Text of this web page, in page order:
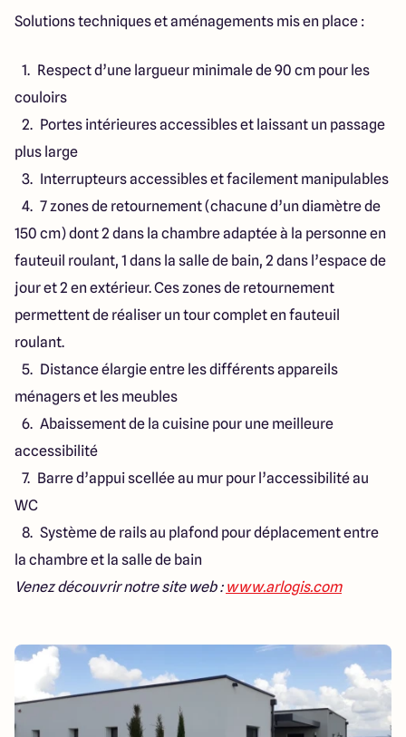
Solutions techniques et aménagements mis en place :
Respect d’une largueur minimale de 90 cm pour les
couloirs
Portes intérieures accessibles et laissant un passage
plus large
Interrupteurs accessibles et facilement manipulables
7 zones de retournement (chacune d’un diamètre de
150 cm) dont 2 dans la chambre adaptée à la personne en
fauteuil roulant, 1 dans la salle de bain, 2 dans l’espace de
jour et 2 en extérieur. Ces zones de retournement
permettent de réaliser un tour complet en fauteuil
roulant.
Distance élargie entre les différents appareils
ménagers et les meubles
Abaissement de la cuisine pour une meilleure
accessibilité
Barre d’appui scellée au mur pour l’accessibilité au
WC
Système de rails au plafond pour déplacement entre
la chambre et la salle de bain
Venez découvrir notre site web : www.arlogis.com